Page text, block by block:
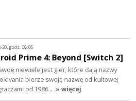
20, godz. 08:05
Prime 4: Beyond [Switch 2]
niewiele jest gier, które dają nazwy
bierze swoją nazwę od kultowej
od 1986… » więcej